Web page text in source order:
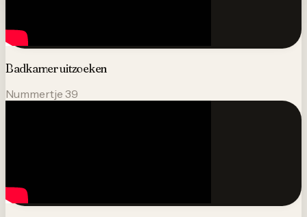
Badkamer uitzoeken
Nummertje 39